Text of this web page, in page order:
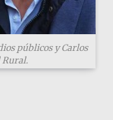
públicos y Carlos
Rural.